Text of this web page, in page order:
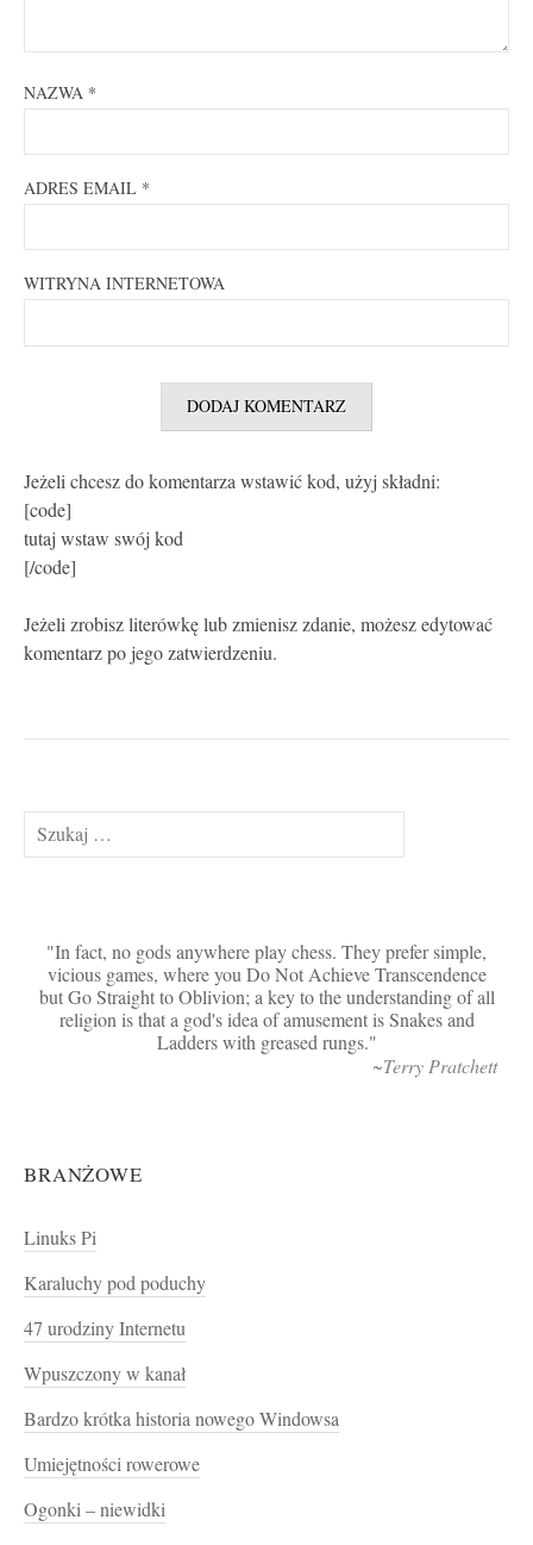
NAZWA *
ADRES EMAIL *
WITRYNA INTERNETOWA
Jeżeli chcesz do komentarza wstawić kod, użyj składni:
[code]
tutaj wstaw swój kod
[/code]
Jeżeli zrobisz literówkę lub zmienisz zdanie, możesz edytować
komentarz po jego zatwierdzeniu.
Szukaj:
In fact, no gods anywhere play chess. They prefer simple,
vicious games, where you Do Not Achieve Transcendence
but Go Straight to Oblivion; a key to the understanding of all
religion is that a god's idea of amusement is Snakes and
Ladders with greased rungs.
~Terry Pratchett
BRANŻOWE
Linuks Pi
Karaluchy pod poduchy
47 urodziny Internetu
Wpuszczony w kanał
Bardzo krótka historia nowego Windowsa
Umiejętności rowerowe
Ogonki – niewidki